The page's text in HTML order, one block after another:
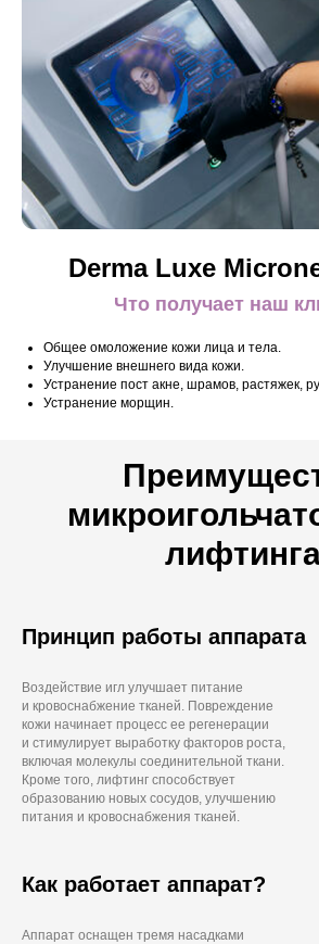
Derma Luxe
Что получает наш
Общее омоложение кожи лица и тела.
Улучшение внешнего вида кожи.
Устранение пост акне, шрамов, растяжек,
Устранение морщин.
Принцип работы аппарата
Воздействие игл улучшает питание
и кровоснабжение тканей. Повреждение
кожи начинает процесс ее регенерации
и стимулирует выработку факторов роста,
включая молекулы соединительной ткани.
Кроме того, лифтинг способствует
образованию новых сосудов, улучшению
питания и кровоснабжения тканей.
Как работает аппарат?
Аппарат оснащен тремя насадками